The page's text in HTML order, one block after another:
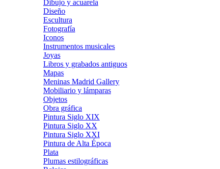
Dibujo y acuarela
Diseño
Escultura
Fotografía
Iconos
Instrumentos musicales
Joyas
Libros y grabados antiguos
Mapas
Meninas Madrid Gallery
Mobiliario y lámparas
Objetos
Obra gráfica
Pintura Siglo XIX
Pintura Siglo XX
Pintura Siglo XXI
Pintura de Alta Época
Plata
Plumas estilográficas